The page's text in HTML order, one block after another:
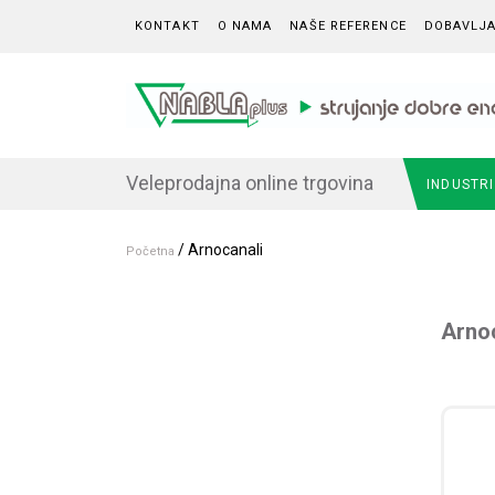
KONTAKT O NAMA NAŠE REFERENCE
Veleprodajna online trgovina
Početna / Arnocanali